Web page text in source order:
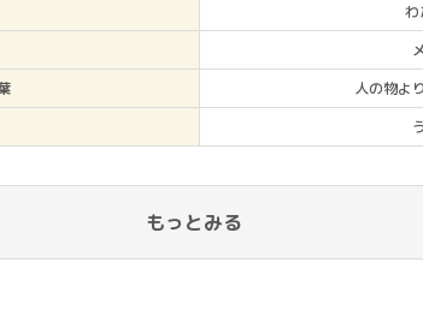
わ
人の物よ
もっとみる